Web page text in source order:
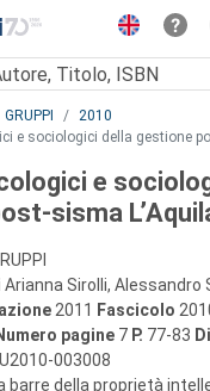
GRUPPI
2010
e sociologici della gestione
e
sisma
Arianna Sirolli, Alessandro
2011 Fascicolo
pagine 7 P. 77-83
003008
a barre della proprietà